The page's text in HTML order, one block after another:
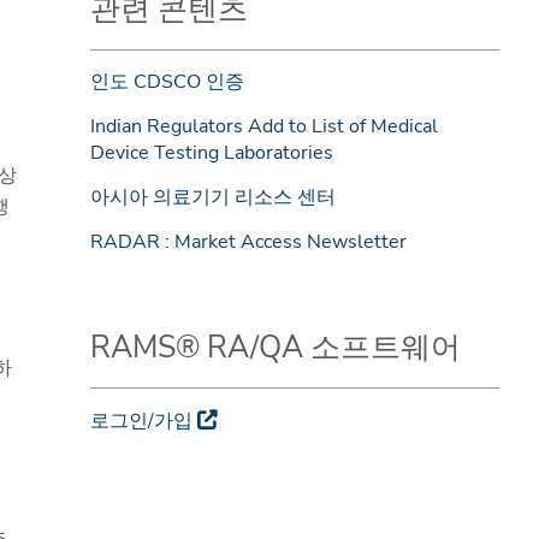
관련 콘텐츠
인도 CDSCO 인증
Indian Regulators Add to List of Medical
Device Testing Laboratories
아시아 의료기기 리소스 센터
RADAR : Market Access Newsletter
RAMS® RA/QA 소프트웨어
로그인/가입